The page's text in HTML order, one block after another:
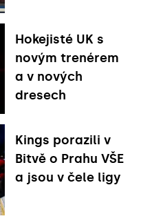
Hokejisté UK s
novým trenérem
a v nových
dresech
Kings porazili v
Bitvě o Prahu VŠE
a jsou v čele ligy